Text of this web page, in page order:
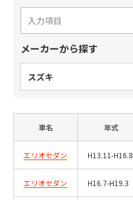
日本語
お問い合わせ
サイト内検索
製品検索
全て
メーカーから探す
スズキ
車名 年式
エリオセダン H13.11-H16.8
エリオセダン H16.7-H19.3